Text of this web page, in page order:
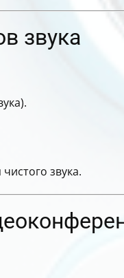
звука
звука.